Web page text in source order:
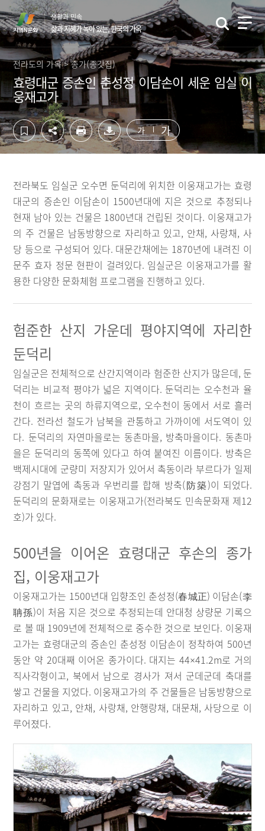
텐
츠
영
역
로
가
기
단
영
역
바
가
기
생활과 민속
삶과 지혜가 녹아 있는, 한국의 가옥
전라도의 가옥 > 종가(종갓집)
효령대군 증손인 춘성정 이담손이 세운 임실 이
웅재고가
가 가
전라북도 임실군 오수면 둔덕리에 위치한 이웅재고가는 효령
대군의 증손인 이담손이 1500년대에 지은 것으로 추정되나
현재 남아 있는 건물은 1800년대 건립된 것이다. 이웅재고가
의 주 건물은 남동방향으로 자리하고 있고, 안채, 사랑채, 사
당 등으로 구성되어 있다. 대문간채에는 1870년에 내려진 이
문주 효자 정문 현판이 걸려있다. 임실군은 이웅재고가를 활
용한 다양한 문화체험 프로그램을 진행하고 있다.
험준한 산지 가운데 평야지역에 자리한
둔덕리
임실군은 전체적으로 산간지역이라 험준한 산지가 많은데, 둔
덕리는 비교적 평야가 넓은 지역이다. 둔덕리는 오수천과 율
천이 흐르는 곳의 하류지역으로, 오수천이 동에서 서로 흘러
간다. 전라선 철도가 남북을 관통하고 가까이에 서도역이 있
다. 둔덕리의 자연마을로는 동촌마을, 방축마을이다. 동촌마
을은 둔덕리의 동쪽에 있다고 하여 붙여진 이름이다. 방축은
백제시대에 군량미 저장지가 있어서 촉동이라 부르다가 일제
강점기 말엽에 촉동과 우번리를 합해 방축(防築)이 되었다.
둔덕리의 문화재로는 이웅재고가(전라북도 민속문화재 제12
호)가 있다.
500년을 이어온 효령대군 후손의 종가
집, 이웅재고가
이웅재고가는 1500년대 입향조인 춘성정(春城正) 이담손(李
聃孫)이 처음 지은 것으로 추정되는데 안대청 상량문 기록으
로 볼 때 1909년에 전체적으로 중수한 것으로 보인다. 이웅재
고가는 효령대군의 증손인 춘성정 이담손이 정착하여 500년
동안 약 20대째 이어온 종가이다. 대지는 44×41.2m로 거의
직사각형이고, 북에서 남으로 경사가 져서 군데군데 축대를
쌓고 건물을 지었다. 이웅재고가의 주 건물들은 남동방향으로
자리하고 있고, 안채, 사랑채, 안행랑채, 대문채, 사당으로 이
루어졌다.